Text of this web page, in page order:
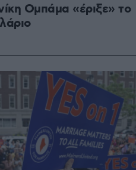
Ομπάμα «έριξε» το